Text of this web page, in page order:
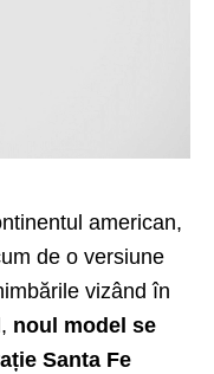
american,
de o versiune
vizând în
noul model se
Santa Fe